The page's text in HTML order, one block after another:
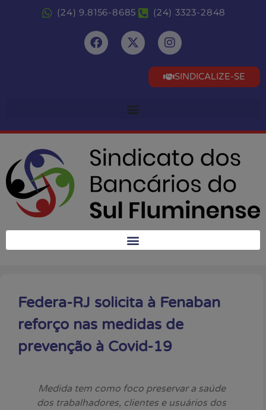
(24) 9.8156-8685 (24) 3323-2848
SINDICALIZE-SE
Federa-RJ solicita à Fenaban
reforço nas medidas de
prevenção à Covid-19
Medida tem como foco preservar a saúde
dos trabalhadores, clientes e usuários dos